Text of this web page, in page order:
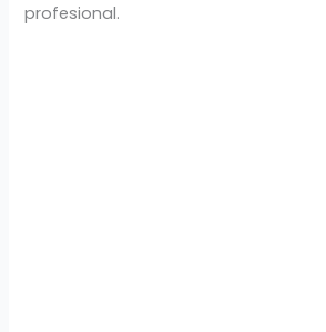
profesional.